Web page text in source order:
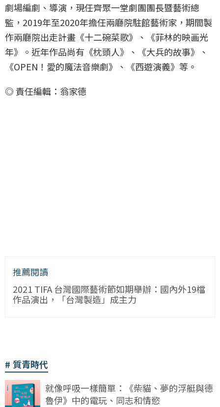
劇場編劇、導演，現任齊聚一堂劇團團長暨藝術總
監，2019年至2020年擔任兩廳院駐館藝術家，期間製
作兩廳院出走計畫《十二碗菜歌》、《菲林的映画光
年》。近年作品尚有《枕頭人》、《大兵的故事》、
《OPEN！愛的魔法音樂劇》、《西遊演義》等。
◎ 責任編輯：翁家德
推薦閱讀
2021 TIFA 台灣國際藝術節如期舉辦：國內外19檔
作品演出，「台灣製造」成主力
質青時代
就像呼吸一樣簡單：《柴貓、夢的浮艇與德
魯伊》中的電玩、同志和情慾